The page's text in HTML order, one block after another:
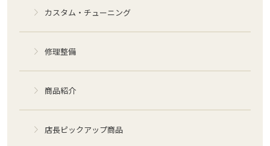
カスタム・チューニング
修理整備
商品紹介
店長ピックアップ商品